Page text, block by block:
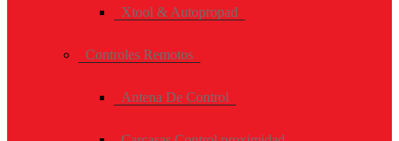
Xtool & Autopropad
Controles Remotos
Antena De Control